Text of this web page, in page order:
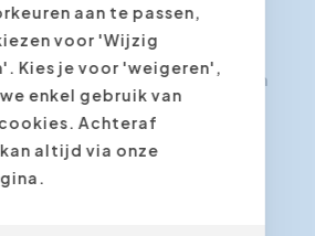
aankooptechnieken om
en strategisch in te kopen.
die
en hogere
aan te passen,
voor 'Wijzig
Kies je voor 'weigeren',
enkel gebruik van
Achteraf
altijd via onze